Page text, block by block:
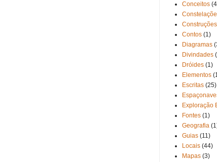
Conceitos
Construções
Contos (1)
Diagramas
Divindades
Dróides (1)
Elementos
Escritas (25)
Exploração
Fontes (1)
Geografia
Guias (11)
Locais (44)
Mapas (3)